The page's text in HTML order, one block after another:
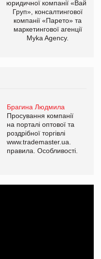
юридичної компанії «Вайз
Груп», консалтингової
компанії «Парето» та
маркетингової агенції
Myka Agency.
Брагина Людмила
Просування компанії
на порталі оптової та
роздрібної торгівлі
www.trademaster.ua.
правила. Особливості.